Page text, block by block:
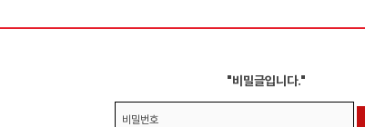
"비밀글입니다."
비밀번호